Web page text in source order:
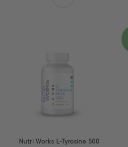
Nutri Works L-Tyrosine 500